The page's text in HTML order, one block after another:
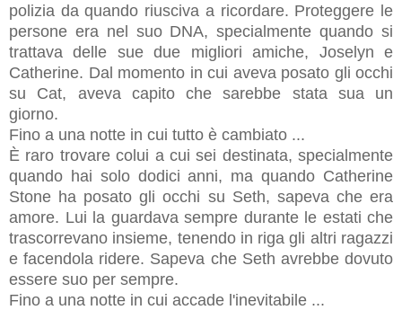
polizia da quando riusciva a ricordare. Proteggere le
persone era nel suo DNA, specialmente quando si
trattava delle sue due migliori amiche, Joselyn e
Catherine. Dal momento in cui aveva posato gli occhi
su Cat, aveva capito che sarebbe stata sua un
giorno.
Fino a una notte in cui tutto è cambiato ...
È raro trovare colui a cui sei destinata, specialmente
quando hai solo dodici anni, ma quando Catherine
Stone ha posato gli occhi su Seth, sapeva che era
amore. Lui la guardava sempre durante le estati che
trascorrevano insieme, tenendo in riga gli altri ragazzi
e facendola ridere. Sapeva che Seth avrebbe dovuto
essere suo per sempre.
Fino a una notte in cui accade l'inevitabile ...